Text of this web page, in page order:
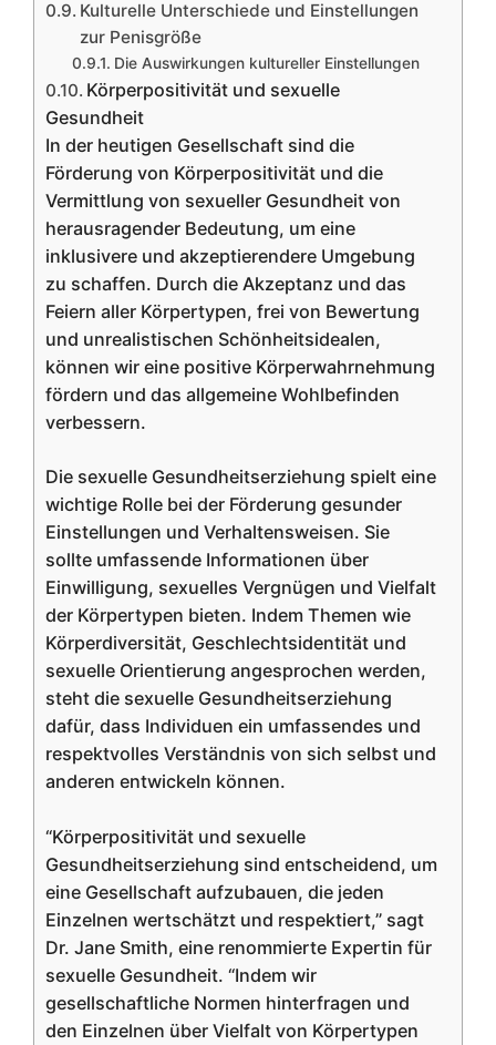
Kulturelle Unterschiede und Einstellungen
zur Penisgröße
Die Auswirkungen kultureller Einstellungen
Körperpositivität und sexuelle
Gesundheit
In der heutigen Gesellschaft sind die
Förderung von Körperpositivität und die
Vermittlung von sexueller Gesundheit von
herausragender Bedeutung, um eine
inklusivere und akzeptierendere Umgebung
zu schaffen. Durch die Akzeptanz und das
Feiern aller Körpertypen, frei von Bewertung
und unrealistischen Schönheitsidealen,
können wir eine positive Körperwahrnehmung
fördern und das allgemeine Wohlbefinden
verbessern.
Die sexuelle Gesundheitserziehung spielt eine
wichtige Rolle bei der Förderung gesunder
Einstellungen und Verhaltensweisen. Sie
sollte umfassende Informationen über
Einwilligung, sexuelles Vergnügen und Vielfalt
der Körpertypen bieten. Indem Themen wie
Körperdiversität, Geschlechtsidentität und
sexuelle Orientierung angesprochen werden,
steht die sexuelle Gesundheitserziehung
dafür, dass Individuen ein umfassendes und
respektvolles Verständnis von sich selbst und
anderen entwickeln können.
“Körperpositivität und sexuelle
Gesundheitserziehung sind entscheidend, um
eine Gesellschaft aufzubauen, die jeden
Einzelnen wertschätzt und respektiert,” sagt
Dr. Jane Smith, eine renommierte Expertin für
sexuelle Gesundheit. “Indem wir
gesellschaftliche Normen hinterfragen und
den Einzelnen über Vielfalt von Körpertypen